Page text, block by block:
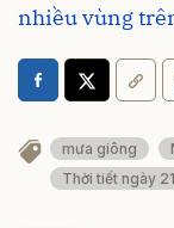
nhiều vùng
mưa giông
Thời tiết ngày